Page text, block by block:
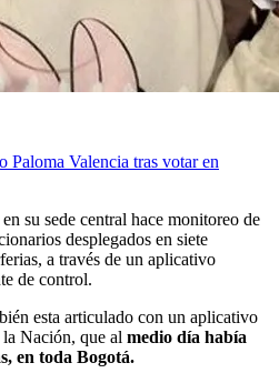
Paloma Valencia tras votar en
su sede central hace monitoreo de
desplegados en siete
a través de un aplicativo
de control.
esta articulado con un aplicativo
Nación, que al medio día había
en toda Bogotá.